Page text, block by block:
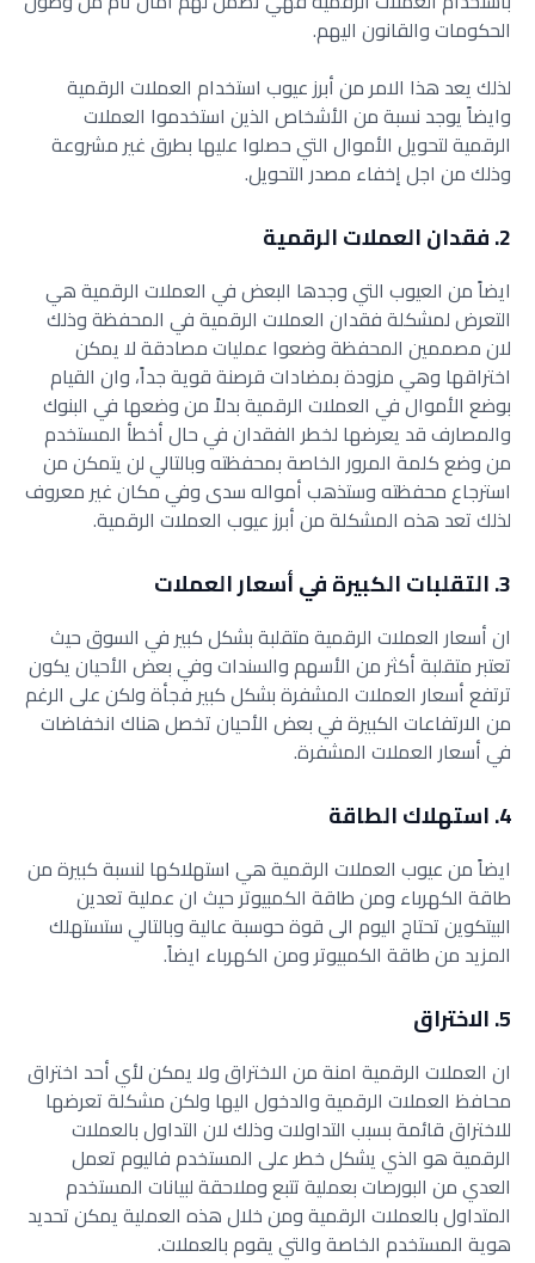
الحكومات والقانون اليهم.
لذلك يعد هذا الامر من أبرز عيوب استخدام العملات الرقمية
وايضاً يوجد نسبة من الأشخاص الذين استخدموا العملات
الرقمية لتحويل الأموال التي حصلوا عليها بطرق غير مشروعة
وذلك من اجل إخفاء مصدر التحويل.
2. فقدان العملات الرقمية
ايضاً من العيوب التي وجدها البعض في العملات الرقمية هي
التعرض لمشكلة فقدان العملات الرقمية في المحفظة وذلك
لان مصممين المحفظة وضعوا عمليات مصادقة لا يمكن
اختراقها وهي مزودة بمضادات قرصنة قوية جداً، وان القيام
بوضع الأموال في العملات الرقمية بدلاً من وضعها في البنوك
والمصارف قد يعرضها لخطر الفقدان في حال أخطأ المستخدم
من وضع كلمة المرور الخاصة بمحفظته وبالتالي لن يتمكن من
استرجاع محفظته وستذهب أمواله سدى وفي مكان غير معروف
لذلك تعد هذه المشكلة من أبرز عيوب العملات الرقمية.
3. التقلبات الكبيرة في أسعار العملات
ان أسعار العملات الرقمية متقلبة بشكل كبير في السوق حيث
تعتبر متقلبة أكثر من الأسهم والسندات وفي بعض الأحيان يكون
ترتفع أسعار العملات المشفرة بشكل كبير فجأة ولكن على الرغم
من الارتفاعات الكبيرة في بعض الأحيان تخصل هناك انخفاضات
في أسعار العملات المشفرة.
4. استهلاك الطاقة
ايضاً من عيوب العملات الرقمية هي استهلاكها لنسبة كبيرة من
طاقة الكهرباء ومن طاقة الكمبيوتر حيث ان عملية تعدين
البيتكوين تحتاج اليوم الى قوة حوسبة عالية وبالتالي ستستهلك
المزيد من طاقة الكمبيوتر ومن الكهرباء ايضاً.
5. الاختراق
ان العملات الرقمية امنة من الاختراق ولا يمكن لأي أحد اختراق
محافظ العملات الرقمية والدخول اليها ولكن مشكلة تعرضها
للاختراق قائمة بسبب التداولات وذلك لان التداول بالعملات
الرقمية هو الذي يشكل خطر على المستخدم فاليوم تعمل
العدي من البورصات بعملية تتبع وملاحقة لبيانات المستخدم
المتداول بالعملات الرقمية ومن خلال هذه العملية يمكن تحديد
هوية المستخدم الخاصة والتي يقوم بالعملات.